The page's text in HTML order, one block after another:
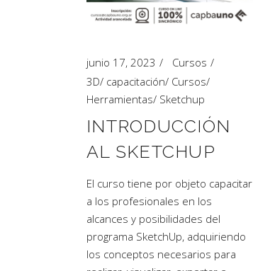
junio 17, 2023
Cursos
3D/ capacitación/ Cursos/
Herramientas/ Sketchup
INTRODUCCIÓN
AL SKETCHUP
El curso tiene por objeto capacitar
a los profesionales en los
alcances y posibilidades del
programa SketchUp, adquiriendo
los conceptos necesarios para